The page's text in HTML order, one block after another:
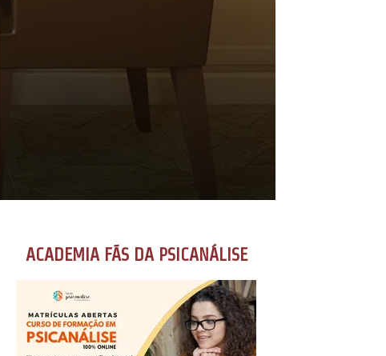
ACADEMIA FÃS DA PSICANÁLISE